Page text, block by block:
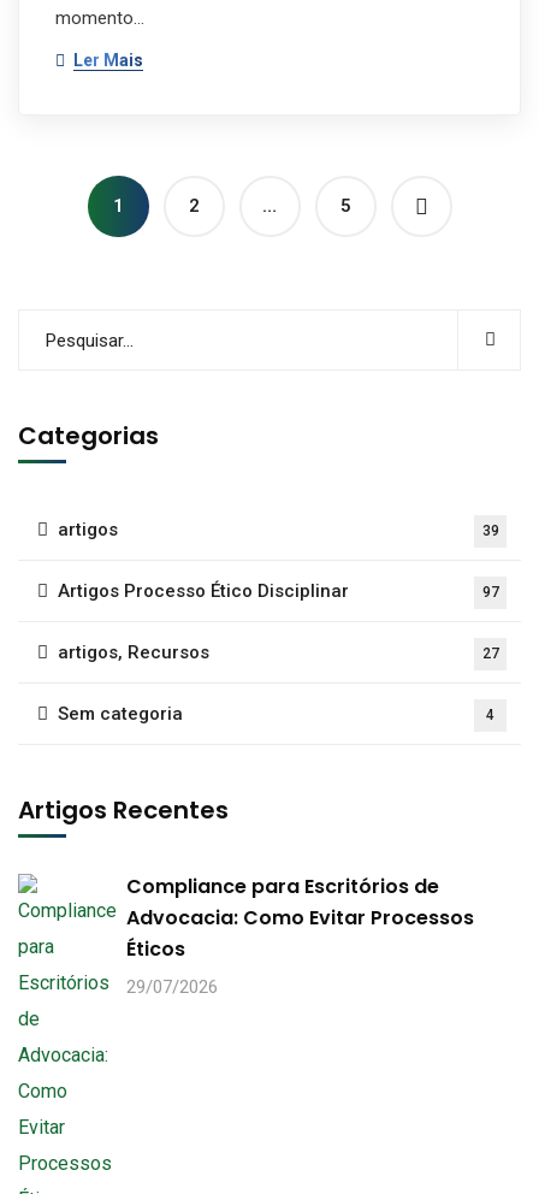
momento…
Ler Mais
1 2 … 5
Categorias
artigos 39
Artigos Processo Ético Disciplinar 97
artigos, Recursos 27
Sem categoria 4
Artigos Recentes
Compliance para Escritórios de
Advocacia: Como Evitar Processos
Éticos
29/07/2026